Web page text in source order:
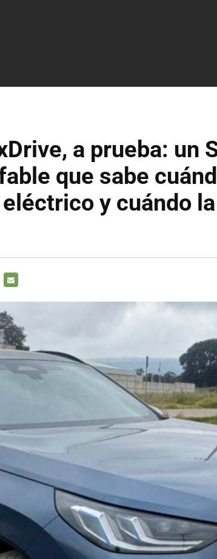
a prueba: un
que sabe
y cuándo la
MAIL